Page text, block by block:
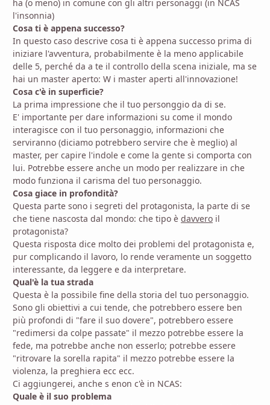
ha (o meno) in comune con gli altri personaggi (in NCAS
l'insonnia)
Cosa ti è appena successo?
In questo caso descrive cosa ti è appena successo prima di
iniziare l'avventura, probabilmente è la meno applicabile
delle 5, perché da a te il controllo della scena iniziale, ma se
hai un master aperto: W i master aperti all'innovazione!
Cosa c'è in superficie?
La prima impressione che il tuo personggio da di se.
E' importante per dare informazioni su come il mondo
interagisce con il tuo personaggio, informazioni che
serviranno (diciamo potrebbero servire che è meglio) al
master, per capire l'indole e come la gente si comporta con
lui. Potrebbe essere anche un modo per realizzare in che
modo funziona il carisma del tuo personaggio.
Cosa giace in profondità?
Questa parte sono i segreti del protagonista, la parte di se
che tiene nascosta dal mondo: che tipo è davvero il
protagonista?
Questa risposta dice molto dei problemi del protagonista e,
pur complicando il lavoro, lo rende veramente un soggetto
interessante, da leggere e da interpretare.
Qual'è la tua strada
Questa è la possibile fine della storia del tuo personaggio.
Sono gli obiettivi a cui tende, che potrebbero essere ben
più profondi di "fare il suo dovere", potrebbero essere
"redimersi da colpe passate" il mezzo potrebbe essere la
fede, ma potrebbe anche non esserlo; potrebbe essere
"ritrovare la sorella rapita" il mezzo potrebbe essere la
violenza, la preghiera ecc ecc.
Ci aggiungerei, anche s enon c'è in NCAS:
Quale è il suo problema